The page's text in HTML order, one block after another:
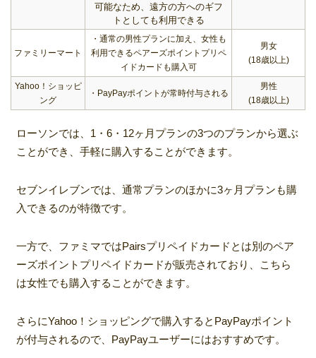
可能なため、遠方の方へのギフ
トとしても利用できる
ファミリーマート
・通常の男性プランに加え、女性も
利用できるペアーズポイントプリペ
イドカードも購入可
男女
(18歳以上)
Yahoo！ショッピ
ング
・PayPayポイントが常時付与される
男性
(18歳以上)
ローソンでは、1・6・12ヶ月プランの3つのプランから選ぶ
ことができ、手軽に購入することができます。
セブンイレブンでは、通常プランのほかに3ヶ月プランも購
入できるのが特徴です。
一方で、ファミマではPairsプリペイドカードとは別のペア
ーズポイントプリペイドカードが販売されており、こちら
は女性でも購入することができます。
さらにYahoo！ショッピングで購入するとPayPayポイント
が付与されるので、PayPayユーザーにはおすすめです。